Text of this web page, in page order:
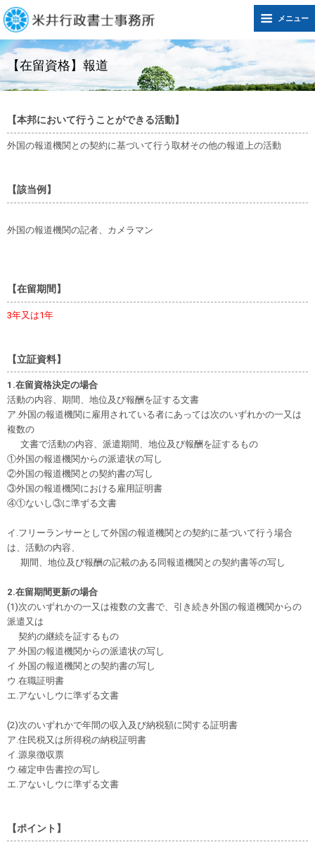
メニュー
【在留資格】報道
【本邦において行うことができる活動】
外国の報道機関との契約に基づいて行う取材その他の報道上の活動
【該当例】
外国の報道機関の記者、カメラマン
【在留期間】
3年又は1年
【立証資料】
1.在留資格決定の場合
活動の内容、期間、地位及び報酬を証する文書
ア.外国の報道機関に雇用されている者にあっては次のいずれかの一又は
複数の
文書で活動の内容、派遣期間、地位及び報酬を証するもの
①外国の報道機関からの派遣状の写し
②外国の報道機関との契約書の写し
③外国の報道機関における雇用証明書
④①ないし③に準ずる文書
イ.フリーランサーとして外国の報道機関との契約に基づいて行う場合
は、活動の内容、
期間、地位及び報酬の記載のある同報道機関との契約書等の写し
2.在留期間更新の場合
(1)次のいずれかの一又は複数の文書で、引き続き外国の報道機関からの
派遣又は
契約の継続を証するもの
ア.外国の報道機関からの派遣状の写し
イ.外国の報道機関との契約書の写し
ウ.在職証明書
エ.アないしウに準ずる文書
(2)次のいずれかで年間の収入及び納税額に関する証明書
ア.住民税又は所得税の納税証明書
イ.源泉徴収票
ウ.確定申告書控の写し
エ.アないしウに準ずる文書
【ポイント】